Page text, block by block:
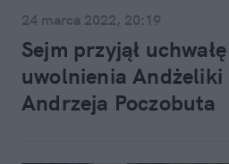
24 marca 2022, 20:19
Sejm przyjął
uwolnienia Andżeliki
Andrzeja Poczobuta